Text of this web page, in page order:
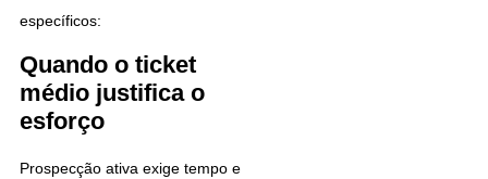
específicos:
Quando o ticket
médio justifica o
esforço
Prospecção ativa exige tempo e